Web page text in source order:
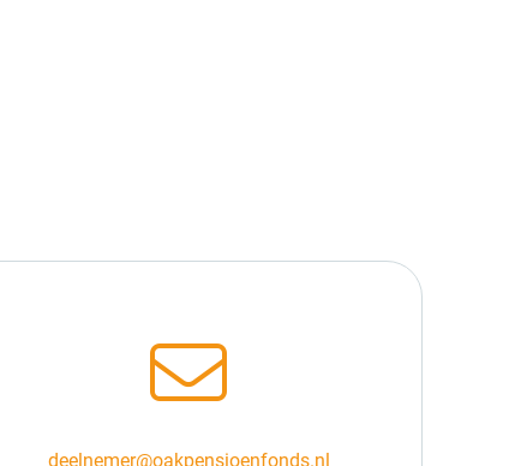
deelnemer@oakpensioenfonds.nl